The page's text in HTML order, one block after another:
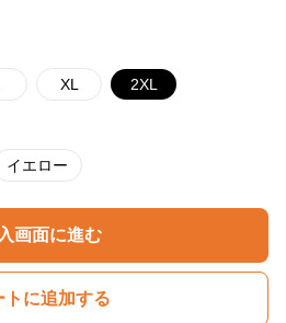
XL 2XL
イエロー
画面に進む
トに追加する